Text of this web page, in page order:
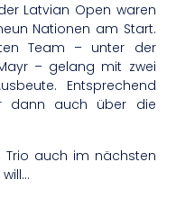
Latvian Open waren
Nationen am Start.
Team – unter der
– gelang mit zwei
Entsprechend
dann auch über die
Trio auch im nächsten